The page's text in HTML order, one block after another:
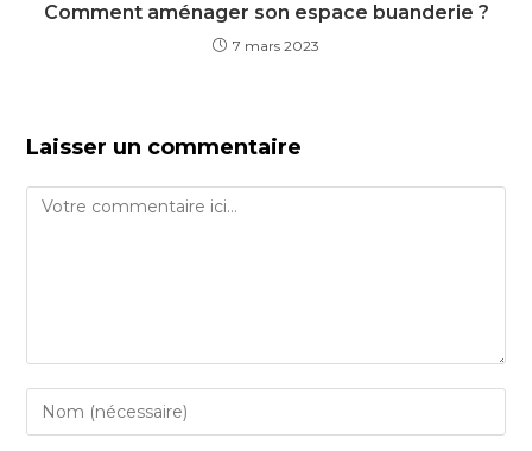
Comment aménager son espace buanderie ?
7 mars 2023
Laisser un commentaire
Comment
Enter
your